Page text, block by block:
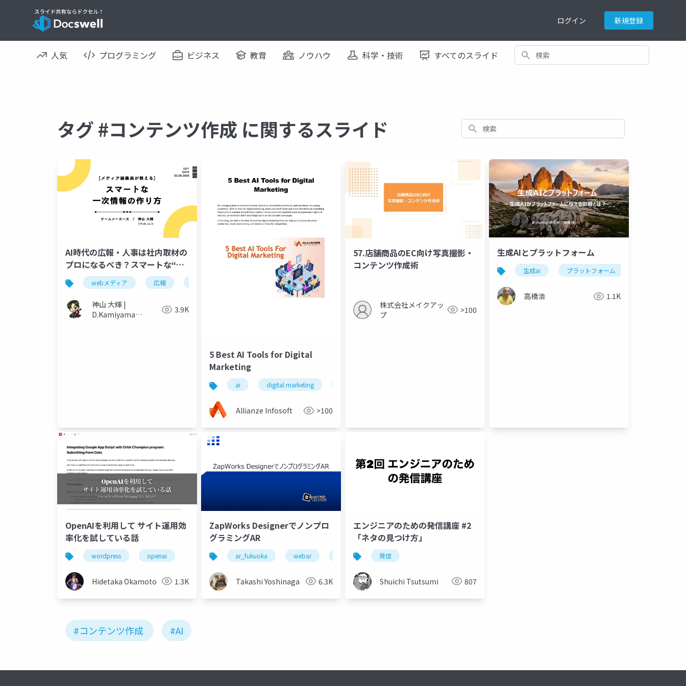
ログイン 新規登録
人気 プログラミング ビジネス 教育 ノウハウ 科学・技術 すべてのスライド 検索
タグ #コンテンツ作成 に関するスライド 検索
AI時代の広報・人事は社内取材の
プロになるべき？スマートな“一
次情報”の作り方
webメディア 広報
神山 大輝 |
D.Kamiyama
3.9K
5 Best AI Tools for Digital
Marketing
ai digital marketing
Allianze Infosoft >100
57.店舗商品のEC向け写真撮影・
コンテンツ作成術
株式会社メイクアッ
プ
>100
生成AIとプラットフォーム
生成ai プラットフォーム
高橋浩 1.1K
OpenAIを利用して サイト運用効
率化を試している話
wordpress openai
Hidetaka Okamoto 1.3K
ZapWorks Designerでノンプロ
グラミングAR
ar_fukuoka webar webxr zapworks
Takashi Yoshinaga 6.3K
エンジニアのための発信講座 #2
「ネタの見つけ方」
発信
Shuichi Tsutsumi 807
#コンテンツ作成 #AI